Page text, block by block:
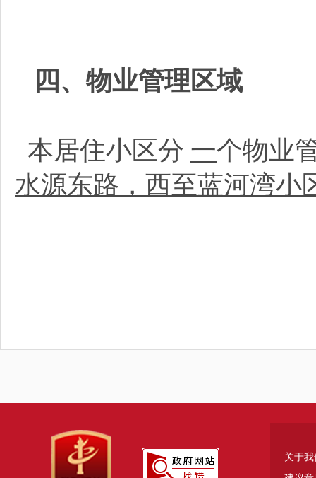
四、物业管理区域
本居住小区分 一个物业
水源东路，西至蓝河湾小
关于我